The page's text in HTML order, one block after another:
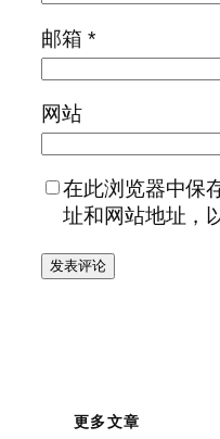
邮箱 *
网站
在此浏览器中保
址和网站地址，
更多文章